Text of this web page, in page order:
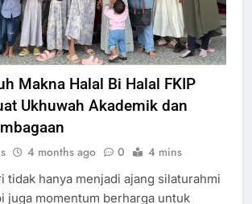
Makna Halal Bi Halal FKIP
Ukhuwah Akademik dan
4 months ago 0 4 mins
tidak hanya menjadi ajang silaturahmi
juga momentum berharga untuk